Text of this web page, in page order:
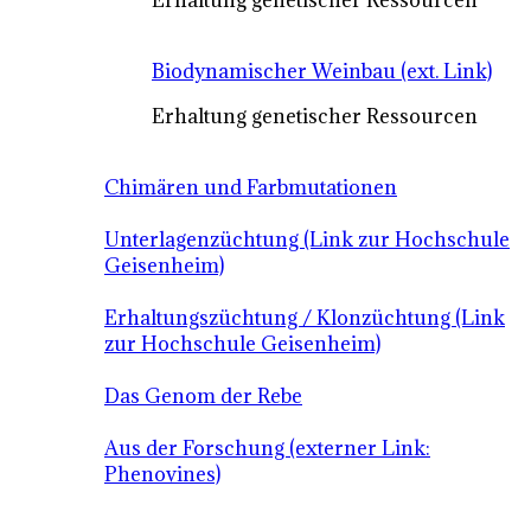
Biodynamischer Weinbau (ext. Link)
Erhaltung genetischer Ressourcen
Chimären und Farbmutationen
Unterlagenzüchtung (Link zur Hochschule
Geisenheim)
Erhaltungszüchtung / Klonzüchtung (Link
zur Hochschule Geisenheim)
Das Genom der Rebe
Aus der Forschung (externer Link:
Phenovines)